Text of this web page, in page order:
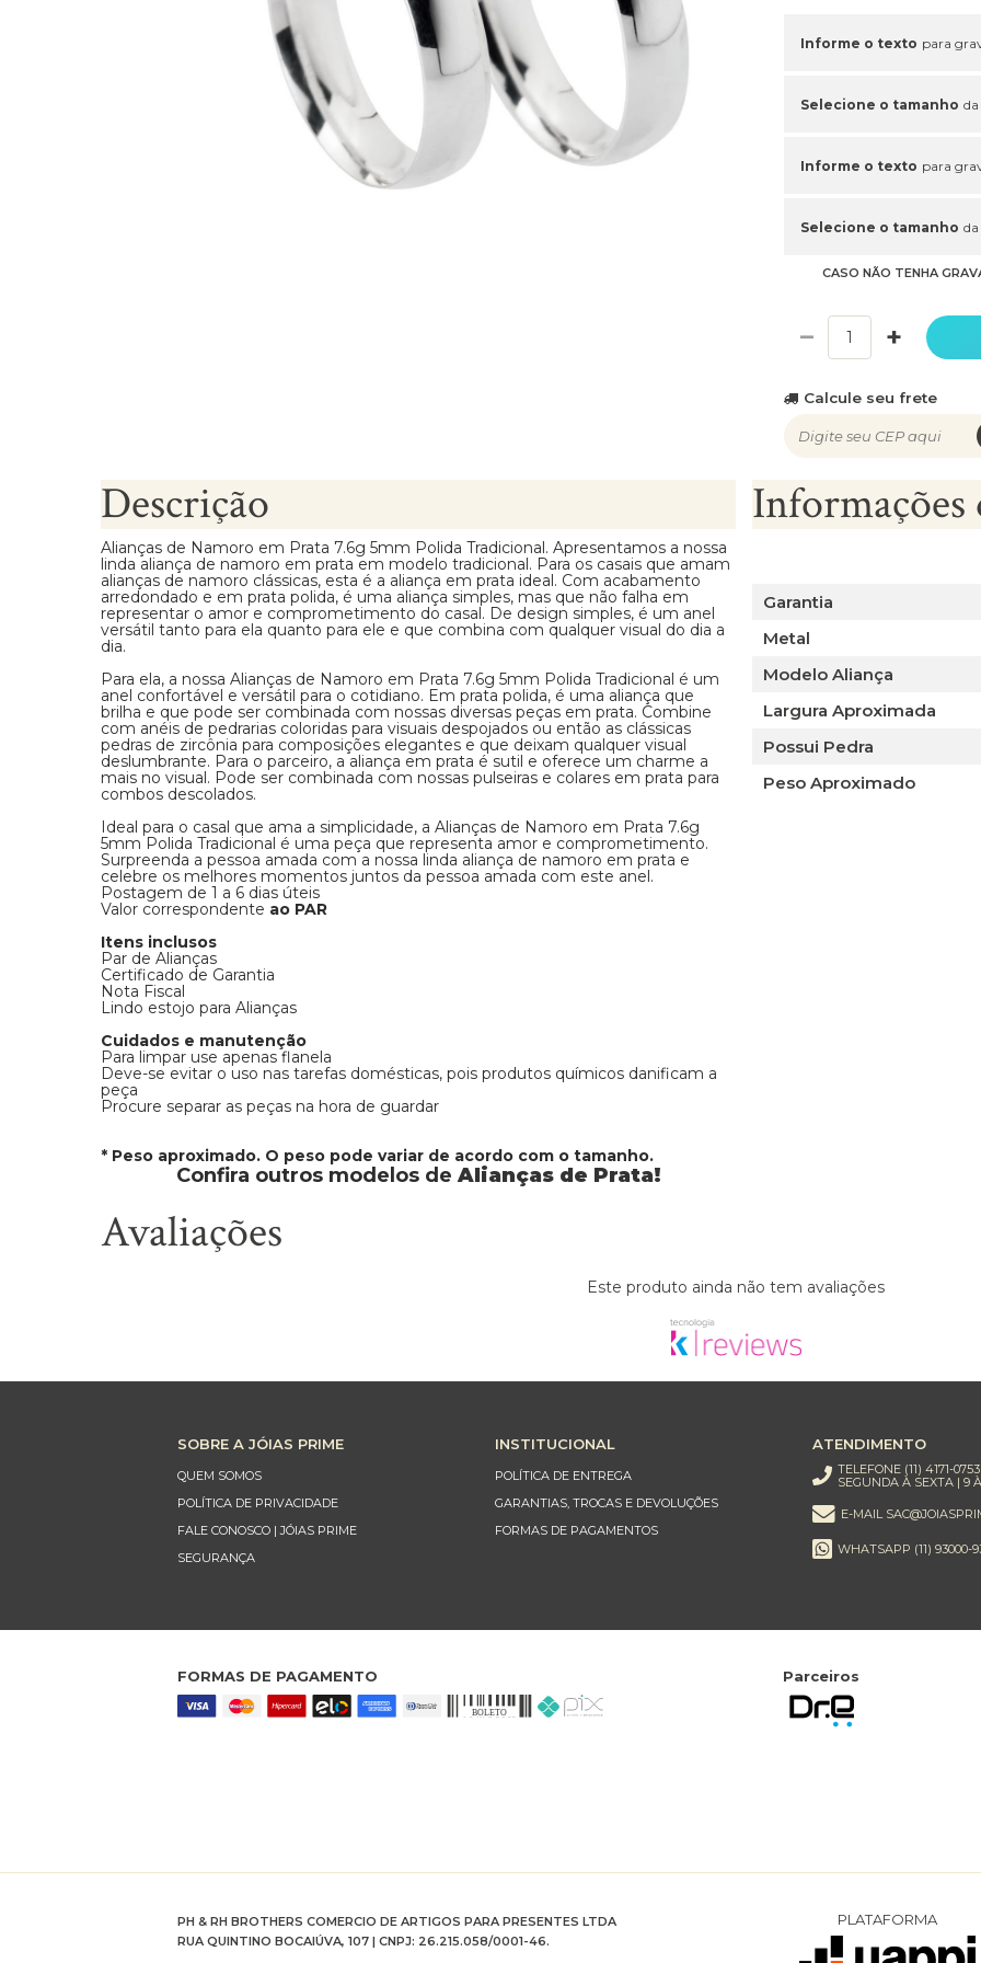
Informe o texto para
Informe o texto para
Selecione o tamanho da
Selecione o tamanho
CASO NÃO TENHA
− +
Calcule seu frete
Descrição
Alianças de Namoro em Prata 7.6g 5mm Polida Tradicional. Apresentamos a nossa
linda aliança de namoro em prata em modelo tradicional. Para os casais que amam
alianças de namoro clássicas, esta é a aliança em prata ideal. Com acabamento
arredondado e em prata polida, é uma aliança simples, mas que não falha em
representar o amor e comprometimento do casal. De design simples, é um anel
versátil tanto para ela quanto para ele e que combina com qualquer visual do dia a
dia.
Para ela, a nossa Alianças de Namoro em Prata 7.6g 5mm Polida Tradicional é um
anel confortável e versátil para o cotidiano. Em prata polida, é uma aliança que
brilha e que pode ser combinada com nossas diversas peças em prata. Combine
com anéis de pedrarias coloridas para visuais despojados ou então as clássicas
pedras de zircônia para composições elegantes e que deixam qualquer visual
deslumbrante. Para o parceiro, a aliança em prata é sutil e oferece um charme a
mais no visual. Pode ser combinada com nossas pulseiras e colares em prata para
combos descolados.
Ideal para o casal que ama a simplicidade, a Alianças de Namoro em Prata 7.6g
5mm Polida Tradicional é uma peça que representa amor e comprometimento.
Surpreenda a pessoa amada com a nossa linda aliança de namoro em prata e
celebre os melhores momentos juntos da pessoa amada com este anel.
Postagem de 1 a 6 dias úteis
Valor correspondente ao PAR
Itens inclusos
Par de Alianças
Certificado de Garantia
Nota Fiscal
Lindo estojo para Alianças
Cuidados e manutenção
Para limpar use apenas flanela
Deve-se evitar o uso nas tarefas domésticas, pois produtos químicos danificam a
peça
Procure separar as peças na hora de guardar
* Peso aproximado. O peso pode variar de acordo com o tamanho.
Confira outros modelos deAlianças de Prata!
Informações
Garantia
Metal
Modelo Aliança
Largura Aproximada
Possui Pedra
Peso Aproximado
Avaliações
Este produto ainda não tem avaliações
SOBRE A JÓIAS PRIME
QUEM SOMOS
POLÍTICA DE PRIVACIDADE
FALE CONOSCO | JÓIAS PRIME
SEGURANÇA
INSTITUCIONAL
POLÍTICA DE ENTREGA
GARANTIAS, TROCAS E DEVOLUÇÕES
FORMAS DE PAGAMENTOS
ATENDIMENTO
TELEFONE (11) 4171-0753
SEGUNDA À SEXTA | 9
E-MAIL
WHATSAPP (11) 93000-
FORMAS DE PAGAMENTO Parceiros
PH & RH BROTHERS COMERCIO DE ARTIGOS PARA PRESENTES LTDA
RUA QUINTINO BOCAIÚVA, 107 | CNPJ: 26.215.058/0001-46.
PLATAFORMA